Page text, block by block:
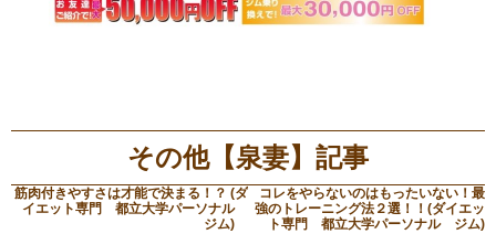
その他【泉妻】記事
筋肉付きやすさは才能で決まる！？ (ダ
イエット専門 都立大学パーソナル
ジム)
コレをやらないのはもったいない！最
強のトレーニング法２選！！(ダイエッ
ト専門 都立大学パーソナル ジム)